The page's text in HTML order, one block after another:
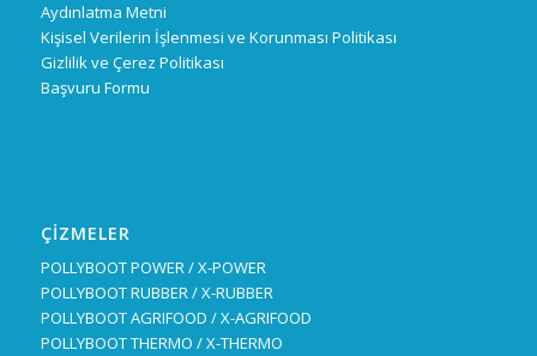
Aydınlatma Metni
Kişisel Verilerin İşlenmesi ve Korunması Politikası
Gizlilik ve Çerez Politikası
Başvuru Formu
ÇİZMELER
POLLYBOOT POWER / X-POWER
POLLYBOOT RUBBER / X-RUBBER
POLLYBOOT AGRIFOOD / X-AGRIFOOD
POLLYBOOT THERMO / X-THERMO